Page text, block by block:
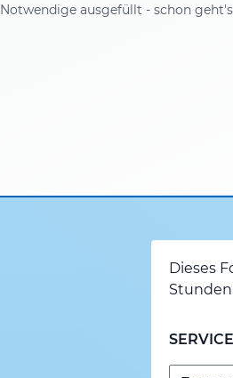
Notwendige ausgefüllt - schon
Dieses